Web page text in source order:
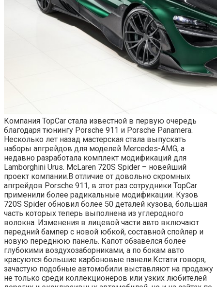
Компания TopCar стала известной в первую очередь
благодаря тюнингу Porsche 911 и Porsche Panamera.
Несколько лет назад мастерская стала выпускать
наборы апгрейдов для моделей Mercedes-AMG, а
недавно разработала комплект модификаций для
Lamborghini Urus. McLaren 720S Spider – новейший
проект компании.В отличие от довольно скромных
апгрейдов Porsche 911, в этот раз сотрудники TopCar
применили более радикальные модификации. Кузов
720S Spider обновил более 50 деталей кузова, большая
часть которых теперь выполнена из углеродного
волокна. Изменения в лицевой части авто включают
передний бампер с новой юбкой, составной спойлер и
новую переднюю панель. Капот обзавелся более
глубокими воздухозаборниками, а по бокам авто
красуются большие карбоновые панели.Кстати говоря,
зачастую подобные автомобили выставляют на продажу
не только среди коллекционеров или узких любителей